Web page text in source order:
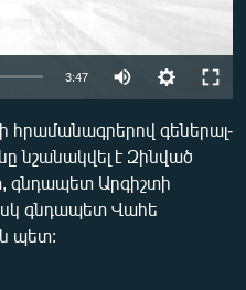
360p
3:47
360p
480p
գեներալ-
նշանակվել է Զինված
գնդապետ Արգիշտի
գնդապետ Վահե
պետ: